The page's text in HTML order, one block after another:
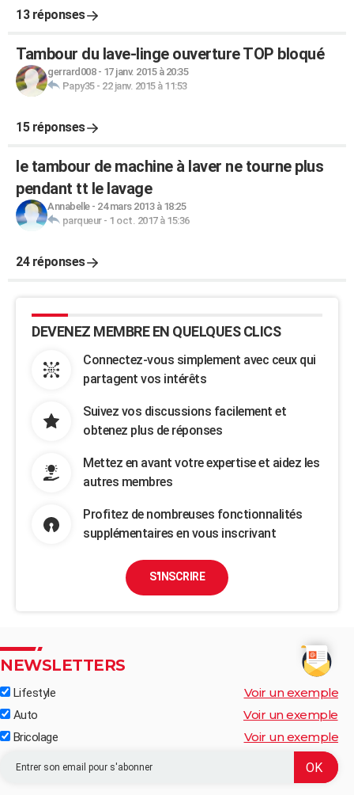
13 réponses
Tambour du lave-linge ouverture TOP bloqué
gerrard008- 17 janv. 2015 à 20:35
Papy35- 22 janv. 2015 à 11:53
15 réponses
le tambour de machine à laver ne tourne plus
pendant tt le lavage
Annabelle- 24 mars 2013 à 18:25
parqueur- 1 oct. 2017 à 15:36
24 réponses
DEVENEZ MEMBRE EN QUELQUES CLICS
Connectez-vous simplement avec ceux qui
partagent vos intérêts
Suivez vos discussions facilement et
obtenez plus de réponses
Mettez en avant votre expertise et aidez les
autres membres
Profitez de nombreuses fonctionnalités
supplémentaires en vous inscrivant
S'INSCRIRE
NEWSLETTERS
Lifestyle Voir un exemple
Auto Voir un exemple
Bricolage Voir un exemple